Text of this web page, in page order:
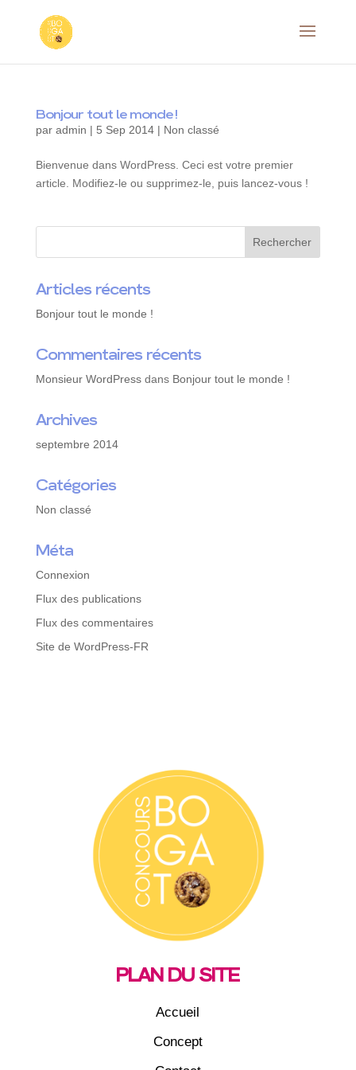
Bonjour tout le monde !
par admin | 5 Sep 2014| Non classé
Bienvenue dans WordPress. Ceci est votre premier
article. Modifiez-le ou supprimez-le, puis lancez-vous !
Articles récents
Bonjour tout le monde !
Commentaires récents
Monsieur WordPressdans Bonjour tout le monde !
Archives
septembre 2014
Catégories
Non classé
Méta
Connexion
Flux des publications
Flux des commentaires
Site de WordPress-FR
PLAN DU SITE
Accueil
Concept